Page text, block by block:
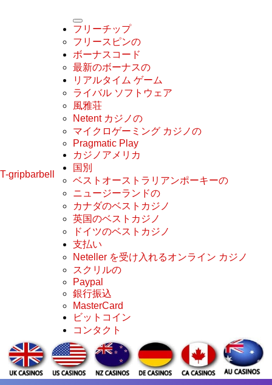
T-gripbarbell
フリーチップ
フリースピンの
ボーナスコード
最新のボーナスの
リアルタイム ゲーム
ライバル ソフトウェア
風雅荘
Netent カジノの
マイクロゲーミング カジノの
Pragmatic Play
カジノアメリカ
国別
ベストオーストラリアンポーキーの
ニュージーランドの
カナダのベストカジノ
英国のベストカジノ
ドイツのベストカジノ
支払い
Neteller を受け入れるオンライン カジノ
スクリルの
Paypal
銀行振込
MasterCard
ビットコイン
コンタクト